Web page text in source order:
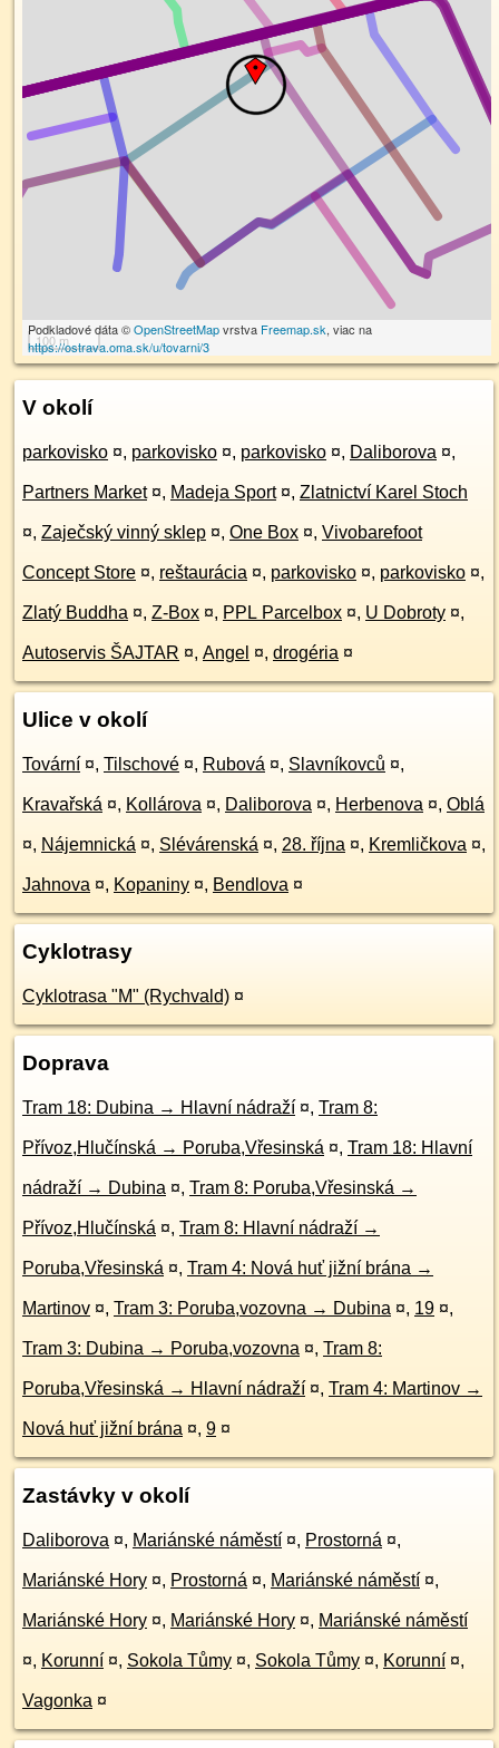
100 m
Podkladové dáta ©OpenStreetMapvrstva Freemap.sk, viac na
https://ostrava.oma.sk/u/tovarni/3
V okolí
parkovisko ¤, parkovisko ¤, parkovisko ¤, Daliborova ¤,
Partners Market ¤, Madeja Sport ¤, Zlatnictví Karel Stoch
¤, Zaječský vinný sklep ¤, One Box ¤, Vivobarefoot
Concept Store ¤, reštaurácia ¤, parkovisko ¤, parkovisko ¤,
Zlatý Buddha ¤, Z-Box ¤, PPL Parcelbox ¤, U Dobroty ¤,
Autoservis ŠAJTAR ¤, Angel ¤, drogéria ¤
Ulice v okolí
Tovární ¤, Tilschové ¤, Rubová ¤, Slavníkovců ¤,
Kravařská ¤, Kollárova ¤, Daliborova ¤, Herbenova ¤, Oblá
¤, Nájemnická ¤, Slévárenská ¤, 28. října ¤, Kremličkova ¤,
Jahnova ¤, Kopaniny ¤, Bendlova ¤
Cyklotrasy
Cyklotrasa "M" (Rychvald) ¤
Doprava
Tram 18: Dubina → Hlavní nádraží ¤, Tram 8:
Přívoz,Hlučínská → Poruba,Vřesinská ¤, Tram 18: Hlavní
nádraží → Dubina ¤, Tram 8: Poruba,Vřesinská →
Přívoz,Hlučínská ¤, Tram 8: Hlavní nádraží →
Poruba,Vřesinská ¤, Tram 4: Nová huť jižní brána →
Martinov ¤, Tram 3: Poruba,vozovna → Dubina ¤, 19 ¤,
Tram 3: Dubina → Poruba,vozovna ¤, Tram 8:
Poruba,Vřesinská → Hlavní nádraží ¤, Tram 4: Martinov →
Nová huť jižní brána ¤, 9 ¤
Zastávky v okolí
Daliborova ¤, Mariánské náměstí ¤, Prostorná ¤,
Mariánské Hory ¤, Prostorná ¤, Mariánské náměstí ¤,
Mariánské Hory ¤, Mariánské Hory ¤, Mariánské náměstí
¤, Korunní ¤, Sokola Tůmy ¤, Sokola Tůmy ¤, Korunní ¤,
Vagonka ¤